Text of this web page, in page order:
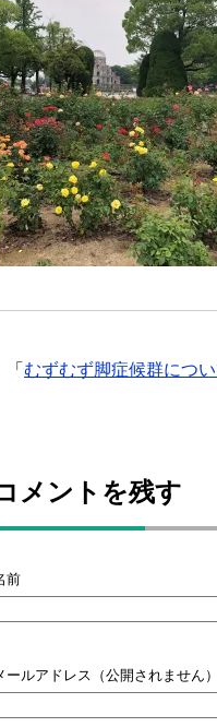
「 むずむず脚症候群につ
メントを残す
前
ールアドレス（公開されません）